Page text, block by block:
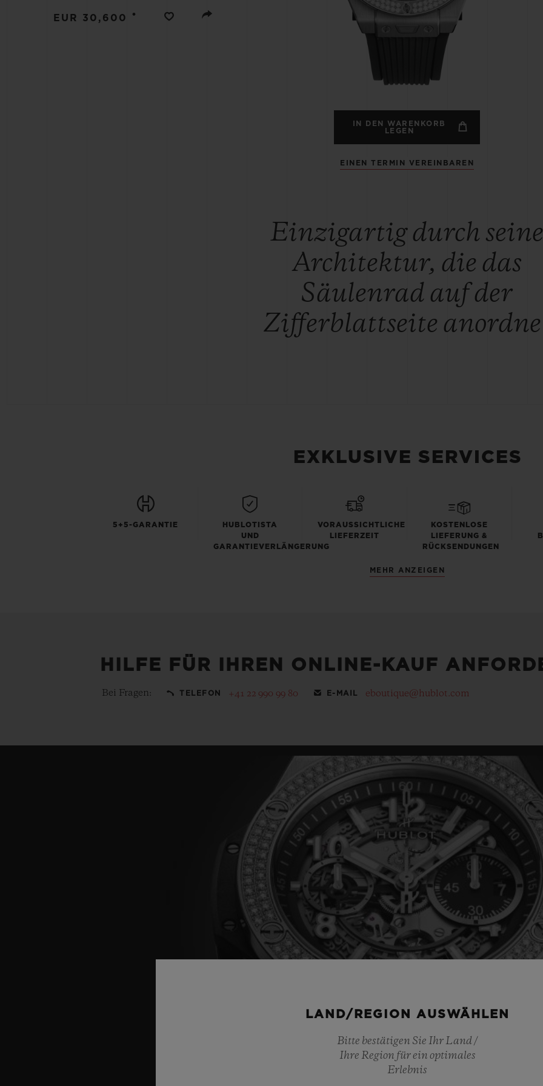
EUR 30,600 •
IN DEN WARENKORB
LEGEN
EINEN TERMIN VEREINBAREN
Einzigartig durch
Architektur, die das
Säulenrad auf der
Zifferblattseite
EXKLUSIVE SERVICES
5+5-GARANTIE
HUBLOTISTA
UND
GARANTIEVERLÄNGERUNG
VORAUSSICHTLICHE
LIEFERZEIT
KOSTENLOSE
LIEFERUNG &
RÜCKSENDUNGEN
MEHR ANZEIGEN
HILFE FÜR IHREN ONLINE-KAUF
Bei Fragen: TELEFON +41 22 990 99 80 E-MAIL eboutique@hublot.com
LAND/REGION AUSWÄHLEN
Bitte bestätigen Sie Ihr Land /
Ihre Region für ein optimales
Erlebnis
BIG BANG BIG BANG
PEACH CERAMIC
HUBLOTISTA UND
GARANTIEVERLÄNGERUNG
VORAUSSICHTLICHE
LIEFERZEIT
KOSTENLOSE